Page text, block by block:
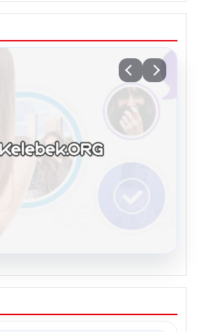
platformu İle Dijital
Adresi Ve Chat